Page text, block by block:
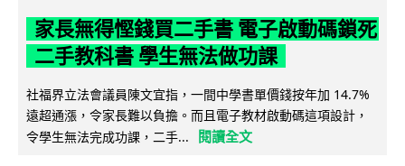
家長無得慳錢買二手書 電子啟動碼鎖死
二手教科書 學生無法做功課
社福界立法會議員陳文宜指，一間中學書單價錢按年加 14.7%
遠超通漲，令家長難以負擔。而且電子教材啟動碼這項設計，
令學生無法完成功課，二手...
閱讀全文